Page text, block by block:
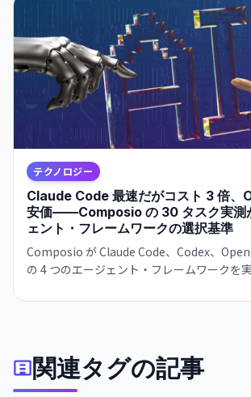
テクノロジー
Claude Code 最速だがコスト 3 倍、
安価——Composio の 30 タスク実測
ェント・フレームワークの選択基準
Composio が Claude Code、Codex、
の 4 つのエージェント・フレームワークを
OpenCode は $0.073 で 2.7 倍安いが遅い
関連タグの記事